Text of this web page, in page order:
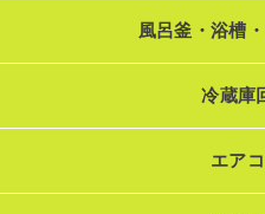
風呂釜・浴槽
冷蔵庫
エア